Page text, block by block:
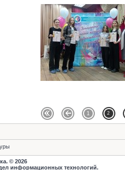
1 2
© 2026
информационных технологий.